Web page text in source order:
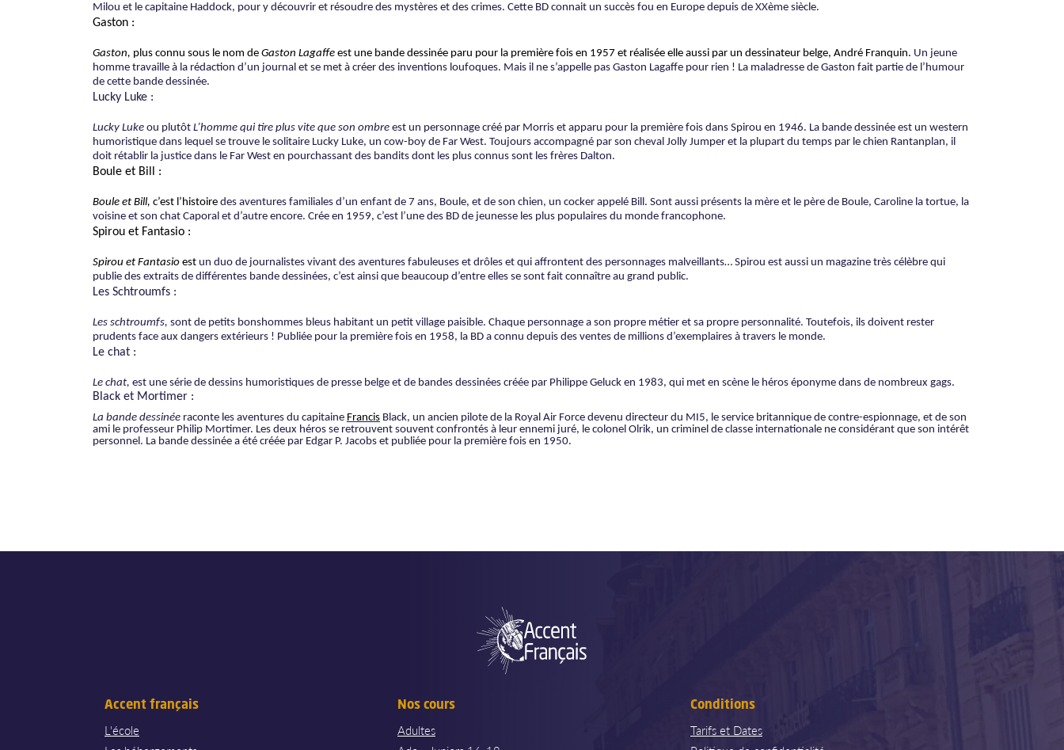
Milou et le capitaine Haddock, pour y découvrir et résoudre des mystères et des crimes. Cette BD connait un succès fou en Europe depuis de XXème siècle.
Gaston :
Gaston, plus connu sous le nom de Gaston Lagaffe est une bande dessinée paru pour la première fois en 1957 et réalisée elle aussi par un dessinateur belge, André Franquin. Un jeune
homme travaille à la rédaction d’un journal et se met à créer des inventions loufoques. Mais il ne s’appelle pas Gaston Lagaffe pour rien ! La maladresse de Gaston fait partie de l’humour
de cette bande dessinée.
Lucky Luke :
Lucky Luke ou plutôt L’homme qui tire plus vite que son ombre est un personnage créé par Morris et apparu pour la première fois dans Spirou en 1946. La bande dessinée est un western
humoristique dans lequel se trouve le solitaire Lucky Luke, un cow-boy de Far West. Toujours accompagné par son cheval Jolly Jumper et la plupart du temps par le chien Rantanplan, il
doit rétablir la justice dans le Far West en pourchassant des bandits dont les plus connus sont les frères Dalton.
Boule et Bill :
Boule et Bill, c’est l’histoire des aventures familiales d’un enfant de 7 ans, Boule, et de son chien, un cocker appelé Bill. Sont aussi présents la mère et le père de Boule, Caroline la tortue, la
voisine et son chat Caporal et d’autre encore. Crée en 1959, c’est l’une des BD de jeunesse les plus populaires du monde francophone.
Spirou et Fantasio :
Spirou et Fantasio est un duo de journalistes vivant des aventures fabuleuses et drôles et qui affrontent des personnages malveillants… Spirou est aussi un magazine très célèbre qui
publie des extraits de différentes bande dessinées, c’est ainsi que beaucoup d’entre elles se sont fait connaître au grand public.
Les Schtroumfs :
Les schtroumfs, sont de petits bonshommes bleus habitant un petit village paisible. Chaque personnage a son propre métier et sa propre personnalité. Toutefois, ils doivent rester
prudents face aux dangers extérieurs ! Publiée pour la première fois en 1958, la BD a connu depuis des ventes de millions d’exemplaires à travers le monde.
Le chat :
Le chat, est une série de dessins humoristiques de presse belge et de bandes dessinées créée par Philippe Geluck en 1983, qui met en scène le héros éponyme dans de nombreux gags.
Black et Mortimer :
La bande dessinée raconte les aventures du capitaine Francis Black, un ancien pilote de la Royal Air Force devenu directeur du MI5, le service britannique de contre-espionnage, et de son
ami le professeur Philip Mortimer. Les deux héros se retrouvent souvent confrontés à leur ennemi juré, le colonel Olrik, un criminel de classe internationale ne considérant que son intérêt
personnel. La bande dessinée a été créée par Edgar P. Jacobs et publiée pour la première fois en 1950.
Accent français
L'école
Nos cours
Adultes
Conditions
Tarifs et Dates